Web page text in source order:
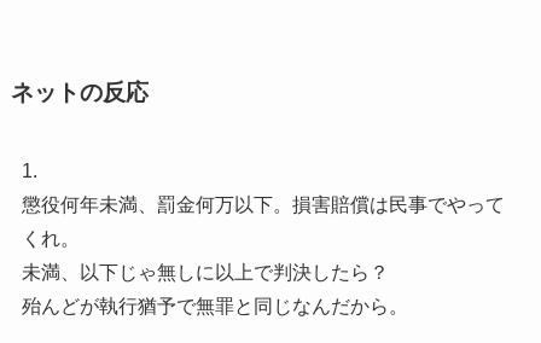
ネットの反応
1.
懲役何年未満、罰金何万以下。損害賠償は民事でやって
くれ。
未満、以下じゃ無しに以上で判決したら？
殆んどが執行猶予で無罪と同じなんだから。